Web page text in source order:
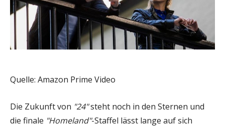
Quelle: Amazon Prime Video
Die Zukunft von "24"steht noch in den Sternen und
die finale "Homeland"-Staffel lässt lange auf sich